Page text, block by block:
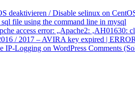
deaktivieren / Disable selinux on
file using the command line in mysql
access error: „Apache2: ‚AH01630:
/ 2017 – AVIRA key expired |
IP-Logging on WordPress Comments